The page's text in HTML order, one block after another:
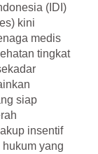
(IDI)
kini
medis
tingkat
siap
insentif
yang